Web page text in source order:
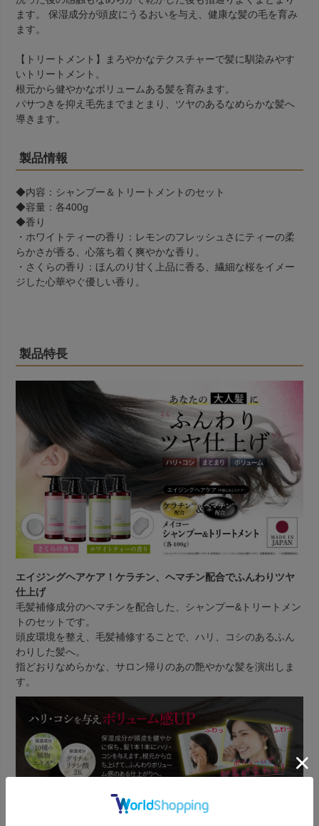
ます。 保湿成分が頭皮にうるおいを与え、健康な髪の毛を育み
ます。
【トリートメント】まろやかなテクスチャーで髪に馴染みやす
いトリートメント。
根元から健やかなボリュームある髪を育みます。
パサつきを抑え毛先までまとまり、ツヤのあるなめらかな髪へ
導きます。
製品情報
◆内容：シャンプー＆トリートメントのセット
◆容量：各400g
◆香り
・ホワイトティーの香り：レモンのフレッシュさにティーの柔
らかさが香る、心落ち着く爽やかな香り。
・さくらの香り：ほんのり甘く上品に香る、繊細な桜をイメー
ジした心華やぐ優しい香り。
製品特長
エイジングヘアケア！ケラチン、ヘマチン配合でふんわりツヤ
仕上げ
毛髪補修成分のヘマチンを配合した、シャンプー&トリートメン
トのセットです。
頭皮環境を整え、毛髪補修することで、ハリ、コシのあるふん
わりした髪へ。
指どおりなめらかな、サロン帰りのあの艶やかな髪を演出しま
す。